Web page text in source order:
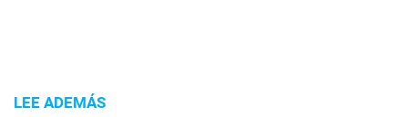
LEE ADEMÁS